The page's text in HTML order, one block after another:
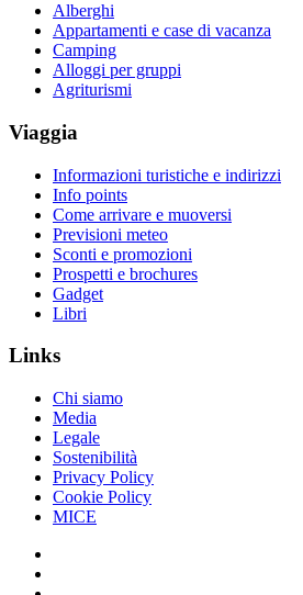
Alberghi
Appartamenti e case di vacanza
Camping
Alloggi per gruppi
Agriturismi
Viaggia
Informazioni turistiche e indirizzi
Info points
Come arrivare e muoversi
Previsioni meteo
Sconti e promozioni
Prospetti e brochures
Gadget
Libri
Links
Chi siamo
Media
Legale
Sostenibilità
Privacy Policy
Cookie Policy
MICE